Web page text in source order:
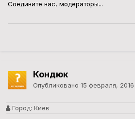
Соедините нас, модераторы...
Кондюк
Опубликовано 15 февраля, 2016
Город: Киев